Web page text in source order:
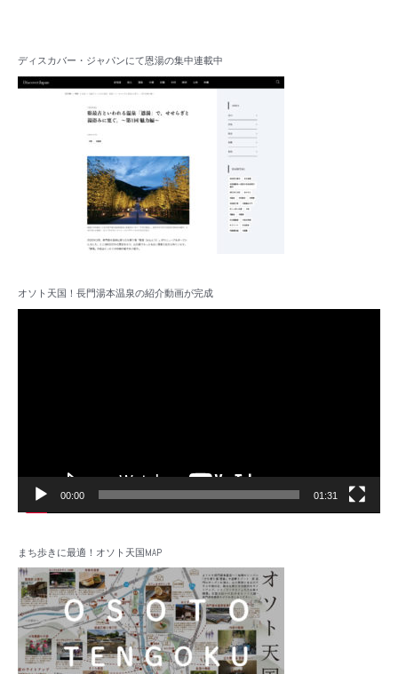
ディスカバー・ジャパンにて恩湯の集中連載中
オソト天国！長門湯本温泉の紹介動画が完成
00:00 01:31
まち歩きに最適！オソト天国MAP